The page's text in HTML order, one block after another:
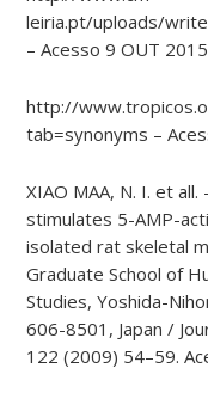
leiria.pt/uploads/
– Acesso 9 OUT
http://
tab=synonyms –
XIAO MAA, N. I. et
stimulates 5-AMP-
isolated rat skeletal
Graduate School of
Studies, Yoshida-
606-8501, Japan /
122 (2009) 54–59.